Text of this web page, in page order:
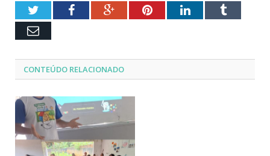
TwitterFacebookGoogle+PinterestLinkedInTumblr
Email
CONTEÚDO RELACIONADO